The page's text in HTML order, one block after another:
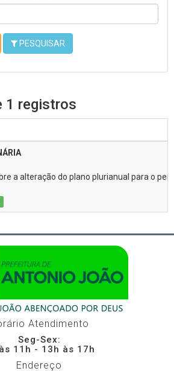
PESQUISAR
1 registros
a alteração do plano plurianual para o
Atendimento
Seg-Sex:
11h - 13h às 17h
Endereço